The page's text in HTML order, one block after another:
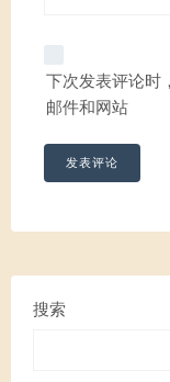
下次发表评论
邮件和网站
搜索